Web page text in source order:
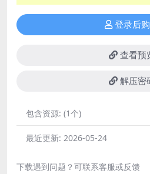
登录后
查看预
解压密
包含资源: (1个)
最近更新: 2026-05-24
下载遇到问题？可联系客服或反馈